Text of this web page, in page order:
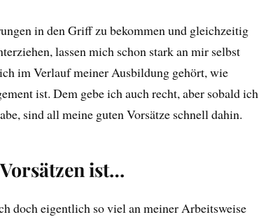
in den Griff zu bekommen und gleichzeitig
lassen mich schon stark an mir selbst
im Verlauf meiner Ausbildung gehört, wie
ist. Dem gebe ich auch recht, aber sobald ich
sind all meine guten Vorsätze schnell dahin.
ist…
doch eigentlich so viel an meiner Arbeitsweise